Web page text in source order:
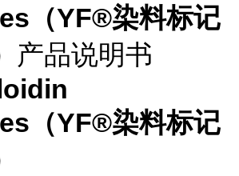
（YF®染料标记
产品说明书
（YF®染料标记